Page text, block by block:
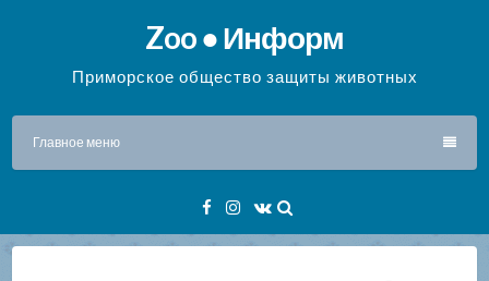
содержимому
Zoo ● Информ
Приморское общество защиты животных
Главное меню
Facebook
Instagram
VK